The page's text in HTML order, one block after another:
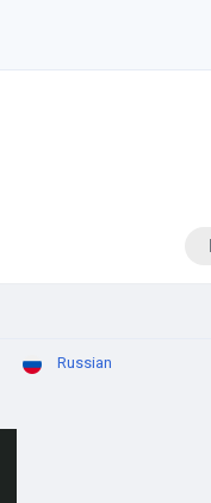
Russian